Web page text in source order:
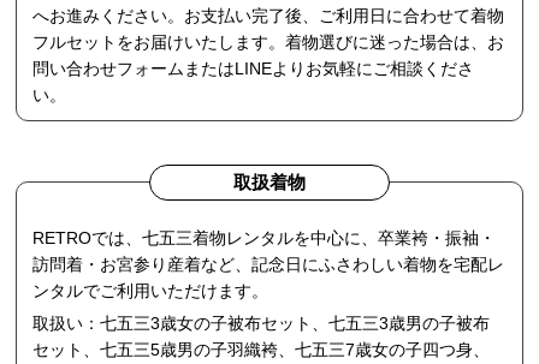
へお進みください。お支払い完了後、ご利用日に合わせて着物
フルセットをお届けいたします。着物選びに迷った場合は、お
問い合わせフォームまたはLINEよりお気軽にご相談くださ
い。
取扱着物
RETROでは、七五三着物レンタルを中心に、卒業袴・振袖・
訪問着・お宮参り産着など、記念日にふさわしい着物を宅配レ
ンタルでご利用いただけます。
取扱い：七五三3歳女の子被布セット、七五三3歳男の子被布
セット、七五三5歳男の子羽織袴、七五三7歳女の子四つ身、